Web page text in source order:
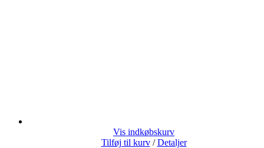
Vis indkøbskurv
Tilføj til kurv / Detaljer